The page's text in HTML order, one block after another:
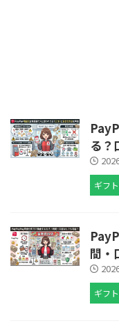
なルートと具体的な方法を
的かつ分かりやすく解説し
なぜ「お金0円・携帯なし
詰んだと感じるのか？ こ
が厳しい理由は、単にお
る？
ギフ
間・
ギフ